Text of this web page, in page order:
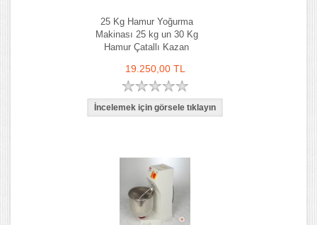
25 Kg Hamur Yoğurma
Makinası 25 kg un 30 Kg
Hamur Çatallı Kazan
19.250,00 TL